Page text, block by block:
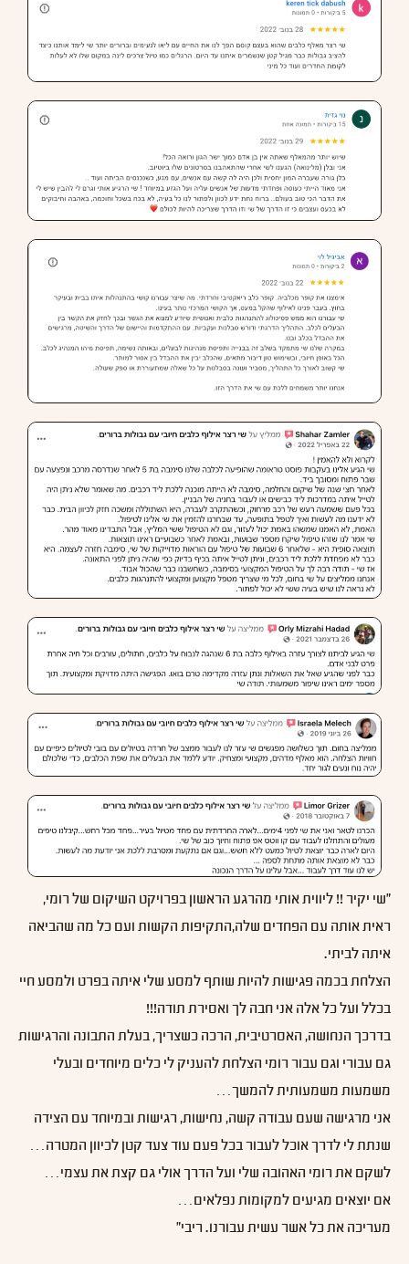
"שי יקיר !! ליווית אותי מהרגע הראשון בפרויקט השיקום של רומי,
ראית אותה עם הפחדים שלה,התקיפות הקשות ועם כל מה שהביאה
איתה לביתי.
הצלחת בכמה פגישות להיות שותף למסע שלי איתה בפרט ולמסע חיי
בכלל ועל כל אלה אני חבה לך ואסירת תודה!!!
בדרכך הנחושה, האסרטיבית, הרכה כשצריך, בעלת התבונה והרגישות
גם עבורי וגם עבור רומי הצלחת להעניק לי כלים מיוחדים ובעלי
משמעות משמעותית להמשך…
אני מרגישה שעם עבודה קשה, נחישות, רגישות ובמיוחד עם הצידה
שנתת לי לדרך אוכל לעבור בכל פעם עוד צעד קטן לכיוון המטרה…
לשקם את רומי האהובה שלי ועל הדרך אולי גם קצת את עצמי…
אם יוצאים מגיעים למקומות נפלאים…
מעריכה את כל אשר עשית עבורנו. ריבי"